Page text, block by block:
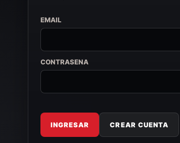
EMAIL
CONTRASENA
INGRESAR CREAR CUENTA